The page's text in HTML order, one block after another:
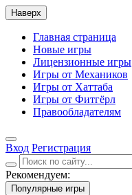
Наверх
Главная страница
Новые игры
Лицензионные игры
Игры от Механиков
Игры от Хаттаба
Игры от Фитгёрл
Правообладателям
Вход Регистрация
Рекомендуем:
Популярные игры